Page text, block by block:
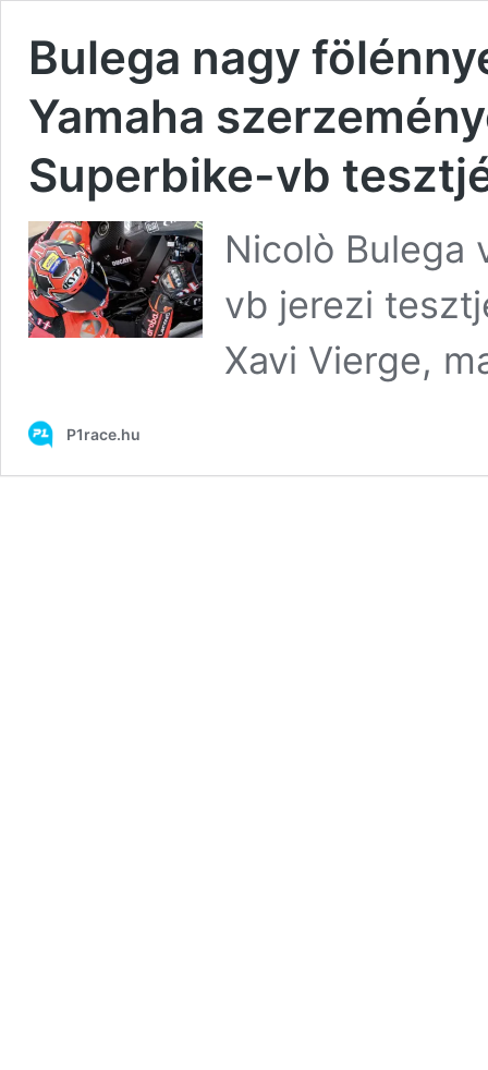
Bulega nagy
Yamaha
Superbike-vb
Nicolò Bulega
vb jerezi
Xavi Vierge,
P1race.hu